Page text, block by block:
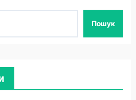
Пошук